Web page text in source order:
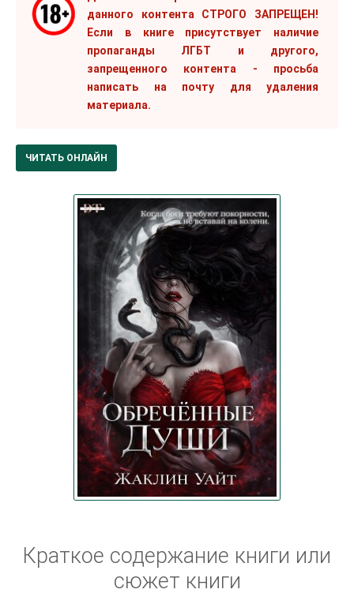
данного контента СТРОГО ЗАПРЕЩЕН!
Если в книге присутствует наличие
пропаганды ЛГБТ и другого,
запрещенного контента - просьба
написать на почту для удаления
материала.
ЧИТАТЬ ОНЛАЙН
Краткое содержание книги или
сюжет книги